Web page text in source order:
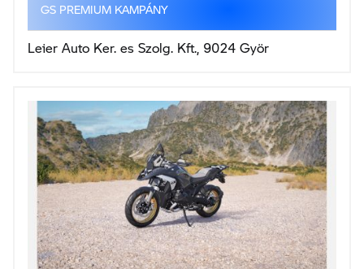
GS PREMIUM KAMPÁNY
Leier Auto Ker. es Szolg. Kft., 9024 Györ